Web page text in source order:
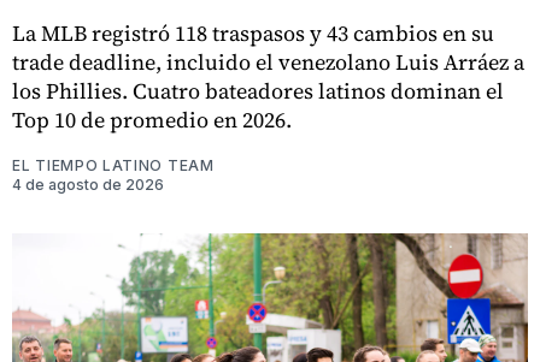
La MLB registró 118 traspasos y 43 cambios en su
trade deadline, incluido el venezolano Luis Arráez a
los Phillies. Cuatro bateadores latinos dominan el
Top 10 de promedio en 2026.
EL TIEMPO LATINO TEAM
4 de agosto de 2026